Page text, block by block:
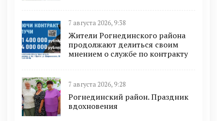
7 августа 2026, 9:38
Жители Рогнединского района
продолжают делиться своим
мнением о службе по контракту
7 августа 2026, 9:28
Рогнединский район. Праздник
вдохновения